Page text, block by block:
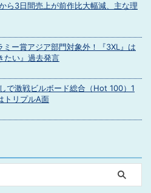
ら3日間売上が前作比大幅減、主な理
ー賞アジア部門対象外！『3XL』は
たい』過去発言
で激戦ビルボード総合（Hot 100）1
トリプルA面